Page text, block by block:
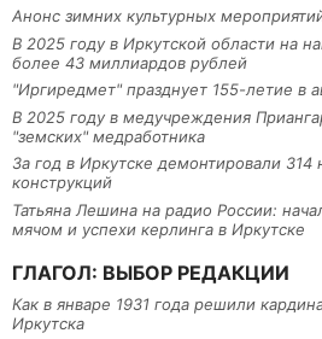
Анонс зимних культурных
В 2025 году в Иркутской области на
более 43 миллиардов рублей
"Иргиредмет" празднует 155-летие в
В 2025 году в медучреждения
"земских" медработника
За год в Иркутске демонтировали
конструкций
Татьяна Лешина на радио России:
мячом и успехи керлинга в Иркутске
ГЛАГОЛ: ВЫБОР РЕДАКЦИИ
Как в январе 1931 года решили
Иркутска